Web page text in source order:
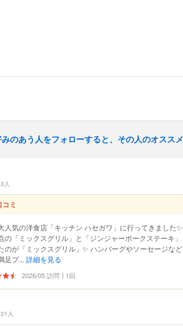
のあう人をフォローすると、その人のオスス
人
ミ
人気の洋食店「キッチン ハセガワ」に行ってきました️
の「ミックスグリル」と「ジンジャーポークステーキ
のが「ミックスグリル」✨ ハンバーグやソーセージな
足プ... 詳細を見る
2026/05 訪問 1回
人